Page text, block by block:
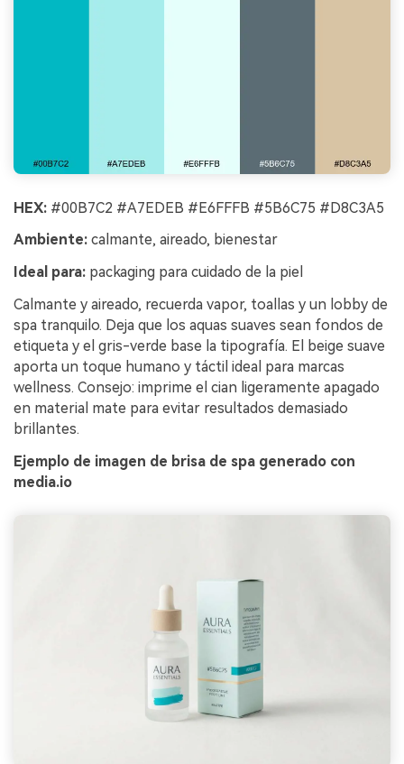
HEX: #00B7C2 #A7EDEB #E6FFFB #5B6C75 #D8C3A5
Ambiente: calmante, aireado, bienestar
Ideal para: packaging para cuidado de la piel
Calmante y aireado, recuerda vapor, toallas y un lobby de
spa tranquilo. Deja que los aquas suaves sean fondos de
etiqueta y el gris-verde base la tipografía. El beige suave
aporta un toque humano y táctil ideal para marcas
wellness. Consejo: imprime el cian ligeramente apagado
en material mate para evitar resultados demasiado
brillantes.
Ejemplo de imagen de brisa de spa generado con
media.io